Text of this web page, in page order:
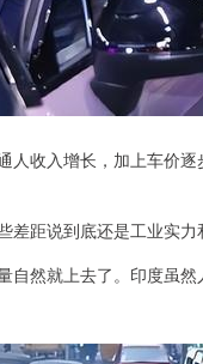
收入增长，加上车价
距说到底还是工业实力
然就上去了。印度虽